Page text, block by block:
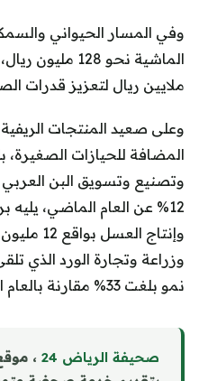
وفي المسار الحيواني
ملايين ريال لتعزيز قدرات
وعلى صعيد المنتجات
المضافة للحيازات الصغيرة،
12% عن العام الماضي،
وإنتاج
نمو بلغت 33% مقارنة بالعام السابق.
صحيفة الرياض 24
،